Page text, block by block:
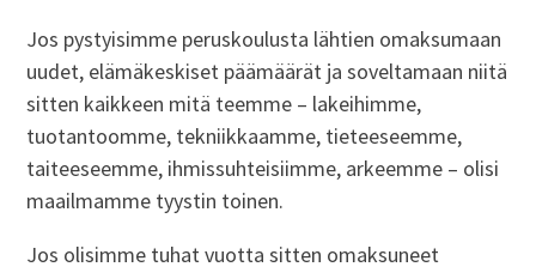
Jos pystyisimme peruskoulusta lähtien omaksumaan
uudet, elämäkeskiset päämäärät ja soveltamaan niitä
sitten kaikkeen mitä teemme – lakeihimme,
tuotantoomme, tekniikkaamme, tieteeseemme,
taiteeseemme, ihmissuhteisiimme, arkeemme – olisi
maailmamme tyystin toinen.
Jos olisimme tuhat vuotta sitten omaksuneet